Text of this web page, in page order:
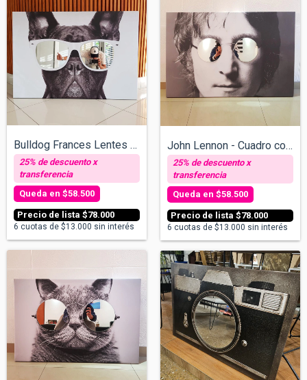
Bulldog Frances Lentes blancos - Cuadro...
$78.000
$58.500
6 cuotas de $13.000 sin interés
John Lennon - Cuadro con espejos v/tamañ...
$78.000
$58.500
6 cuotas de $13.000 sin interés